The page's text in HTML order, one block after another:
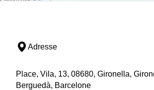
Adresse
Place, Vila, 13, 08680, Gironella,
Berguedà, Barcelone